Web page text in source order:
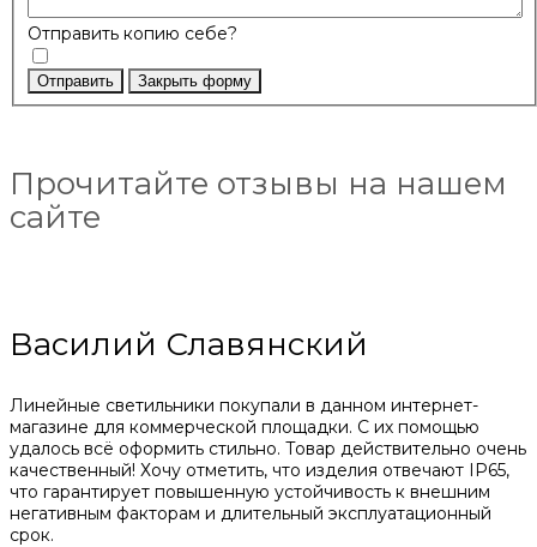
Отправить копию себе?
Отправить Закрыть форму
Прочитайте отзывы на нашем
сайте
Василий Славянский
Линейные светильники покупали в данном интернет-
магазине для коммерческой площадки. С их помощью
удалось всё оформить стильно. Товар действительно очень
качественный! Хочу отметить, что изделия отвечают IP65,
что гарантирует повышенную устойчивость к внешним
негативным факторам и длительный эксплуатационный
срок.